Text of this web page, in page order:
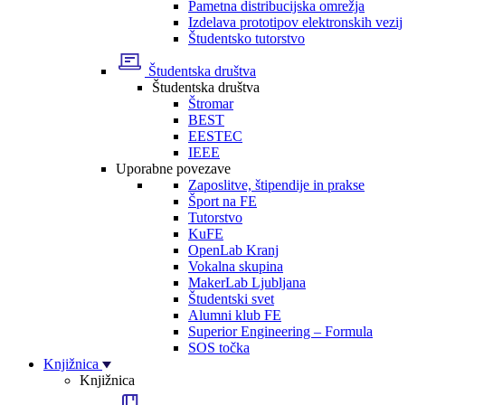
Pametna distribucijska omrežja
Izdelava prototipov elektronskih vezij
Študentsko tutorstvo
Študentska društva
Študentska društva
Štromar
BEST
EESTEC
IEEE
Uporabne povezave
Zaposlitve, štipendije in prakse
Šport na FE
Tutorstvo
KuFE
OpenLab Kranj
Vokalna skupina
MakerLab Ljubljana
Študentski svet
Alumni klub FE
Superior Engineering – Formula
SOS točka
Knjižnica
Knjižnica